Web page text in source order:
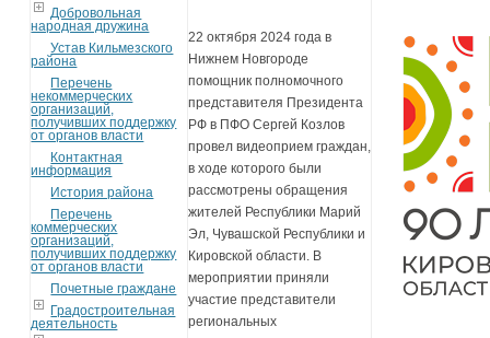
Добровольная
народная дружина
Устав Кильмезского
района
Перечень
некоммерческих
организаций,
получивших поддержку
от органов власти
Контактная
информация
История района
Перечень
коммерческих
организаций,
получивших поддержку
от органов власти
Почетные граждане
Градостроительная
деятельность
22 октября 2024 года в
Нижнем Новгороде
помощник полномочного
представителя Президента
РФ в ПФО Сергей Козлов
провел видеоприем граждан,
в ходе которого были
рассмотрены обращения
жителей Республики Марий
Эл, Чувашской Республики и
Кировской области. В
мероприятии приняли
участие представители
региональных